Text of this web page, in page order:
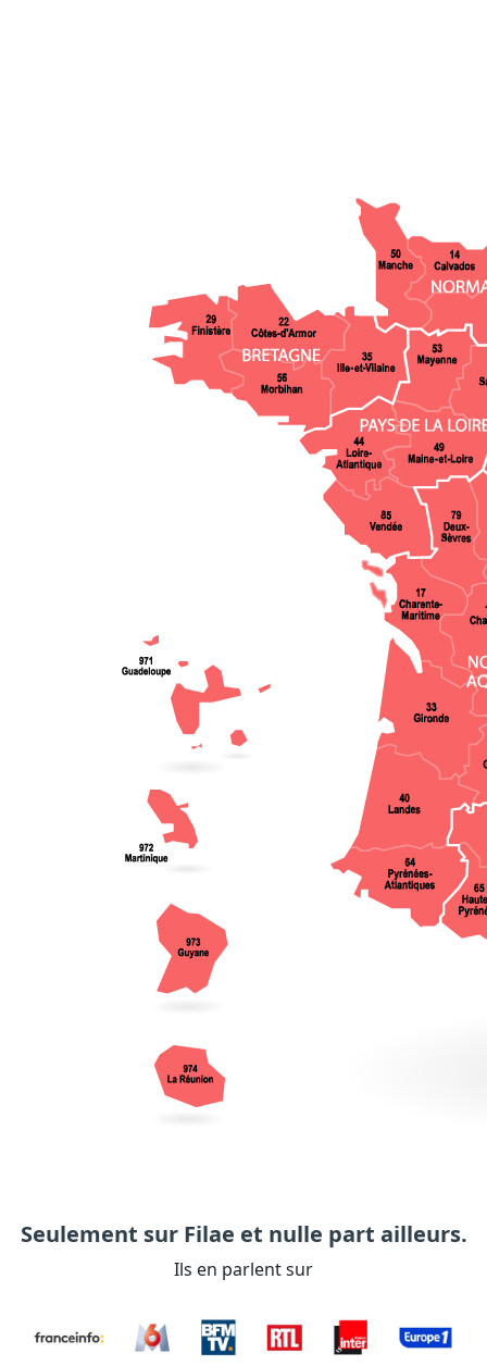
Seulement sur Filae et nulle part ailleurs.
Ils en parlent sur